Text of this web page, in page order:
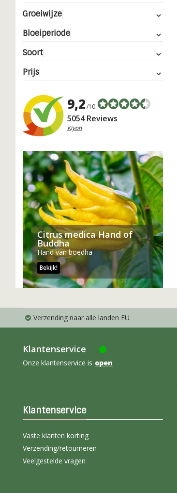
Groeiwijze
Bloeiperiode
Soort
Prijs
9,2/10
5054 Reviews
Kiyoh
Citrus medica Hand of
Buddha
Hand van boedha
Bekijk!
Verzending naar alle landen EU
Klantenservice
Onze klantenservice is open
Klantenservice
Vaste klanten korting
Verzending/retourneren
Veelgestelde vragen